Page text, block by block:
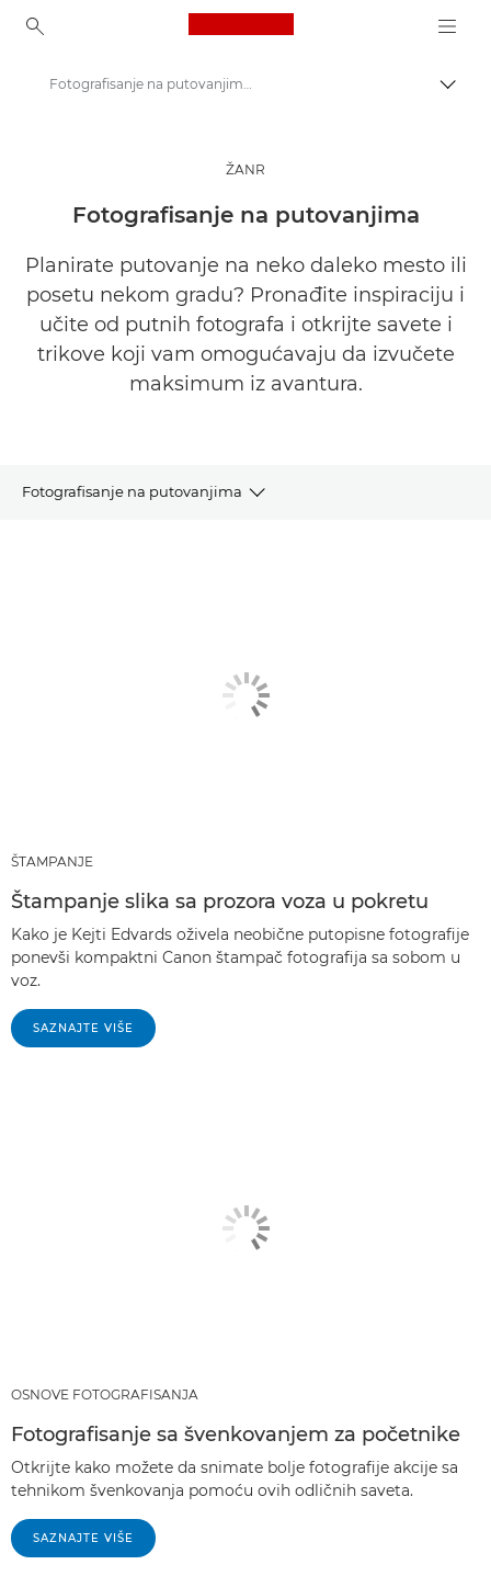
Canon Logo, back to
Pronađite inspiraciju | Saveti za fotografisanje / štampanje i vodiči za kupce
Priče o fotografiji i kreativnosti
Fotografisanje na putovanjima | Pronađite inspiraciju
ŽANR
Fotografisanje na putovanjima
Planirate putovanje na neko daleko mesto ili
posetu nekom gradu? Pronađite inspiraciju i
učite od putnih fotografa i otkrijte savete i
trikove koji vam omogućavaju da izvučete
maksimum iz avantura.
Fotografisanje na putovanjima
ŠTAMPANJE
Štampanje slika sa prozora voza u pokretu
Kako je Kejti Edvards oživela neobične putopisne fotografije
ponevši kompaktni Canon štampač fotografija sa sobom u
voz.
SAZNAJTE VIŠE
OSNOVE FOTOGRAFISANJA
Fotografisanje sa švenkovanjem za početnike
Otkrijte kako možete da snimate bolje fotografije akcije sa
tehnikom švenkovanja pomoću ovih odličnih saveta.
SAZNAJTE VIŠE